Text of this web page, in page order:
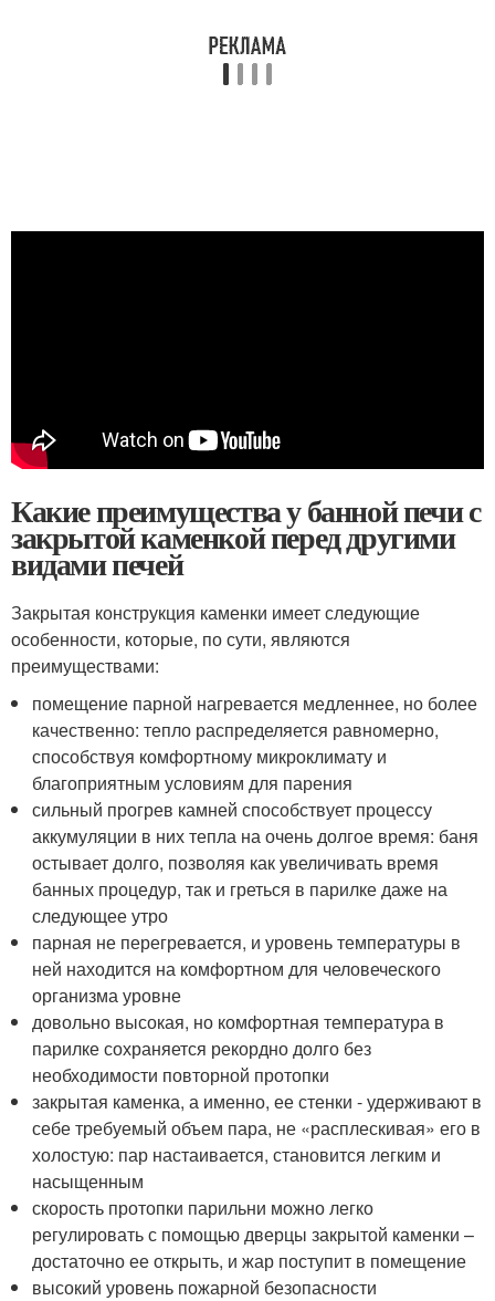
Какие преимущества у банной печи с
закрытой каменкой перед другими
видами печей
Закрытая конструкция каменки имеет следующие
особенности, которые, по сути, являются
преимуществами:
помещение парной нагревается медленнее, но более
качественно: тепло распределяется равномерно,
способствуя комфортному микроклимату и
благоприятным условиям для парения
сильный прогрев камней способствует процессу
аккумуляции в них тепла на очень долгое время: баня
остывает долго, позволяя как увеличивать время
банных процедур, так и греться в парилке даже на
следующее утро
парная не перегревается, и уровень температуры в
ней находится на комфортном для человеческого
организма уровне
довольно высокая, но комфортная температура в
парилке сохраняется рекордно долго без
необходимости повторной протопки
закрытая каменка, а именно, ее стенки - удерживают в
себе требуемый объем пара, не «расплескивая» его в
холостую: пар настаивается, становится легким и
насыщенным
скорость протопки парильни можно легко
регулировать с помощью дверцы закрытой каменки –
достаточно ее открыть, и жар поступит в помещение
высокий уровень пожарной безопасности